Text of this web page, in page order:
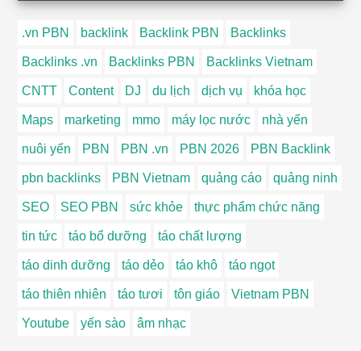
.vn PBN backlink Backlink PBN Backlinks
Backlinks .vn Backlinks PBN Backlinks Vietnam
CNTT Content DJ du lịch dịch vụ khóa học
Maps marketing mmo máy lọc nước nhà yến
nuôi yến PBN PBN .vn PBN 2026 PBN Backlink
pbn backlinks PBN Vietnam quảng cáo quảng ninh
SEO SEO PBN sức khỏe thực phẩm chức năng
tin tức táo bổ dưỡng táo chất lượng
táo dinh dưỡng táo dẻo táo khô táo ngọt
táo thiên nhiên táo tươi tôn giáo Vietnam PBN
Youtube yến sào âm nhạc